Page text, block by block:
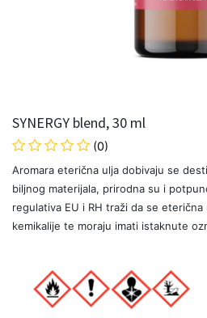
SYNERGY blend, 30 ml
(0)
Aromara eterična ulja dobivaju se
biljnog materijala, prirodna su i
regulativa EU i RH traži da se eterična
kemikalije te moraju imati istaknute